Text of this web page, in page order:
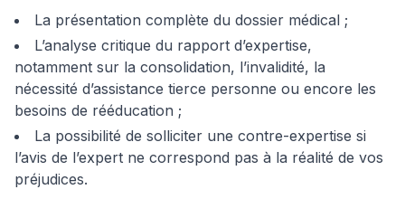
La présentation complète du dossier médical ;
L’analyse critique du rapport d’expertise,
notamment sur la consolidation, l’invalidité, la
nécessité d’assistance tierce personne ou encore les
besoins de rééducation ;
La possibilité de solliciter une contre-expertise si
l’avis de l’expert ne correspond pas à la réalité de vos
préjudices.